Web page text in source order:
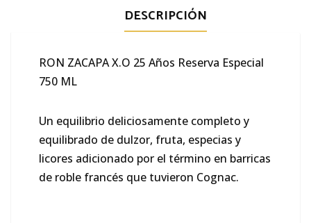
DESCRIPCIÓN
RON ZACAPA X.O 25 Años Reserva Especial
750 ML
Un equilibrio deliciosamente completo y
equilibrado de dulzor, fruta, especias y
licores adicionado por el término en barricas
de roble francés que tuvieron Cognac.